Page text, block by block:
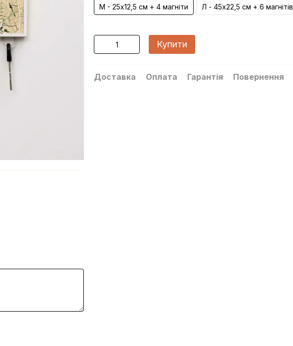
M - 25х12,5 см + 4 магніти Л - 45х22,5 см + 6 магнітів
Купити
Доставка Оплата Гарантія Повернення